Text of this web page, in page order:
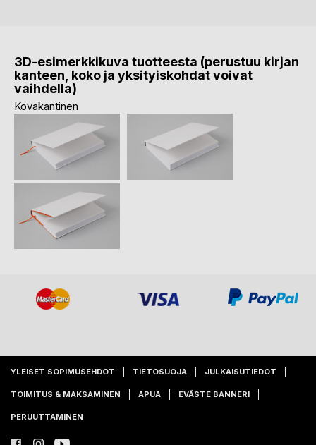
3D-esimerkkikuva tuotteesta (perustuu kirjan
kanteen, koko ja yksityiskohdat voivat
vaihdella)
Kovakantinen
YLEISET SOPIMUSEHDOT TIETOSUOJA JULKAISUTIEDOT
TOIMITUS & MAKSAMINEN APUA EVÄSTE BANNERI
PERUUTTAMINEN